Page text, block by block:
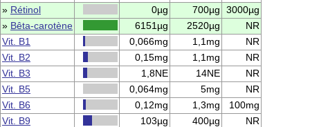
» Rétinol 0µg 700µg
3000µg
» Bêta-carotène 6151µg 2520µg
NR
Vit. B1
0,066mg 1,1mg
NR
Vit. B2
0,15mg 1,1mg
NR
Vit. B3
1,8NE 14NE
NR
Vit. B5
0,064mg 5mg
NR
Vit. B6
0,12mg 1,3mg
100mg
Vit. B9
103µg 400µg
NR